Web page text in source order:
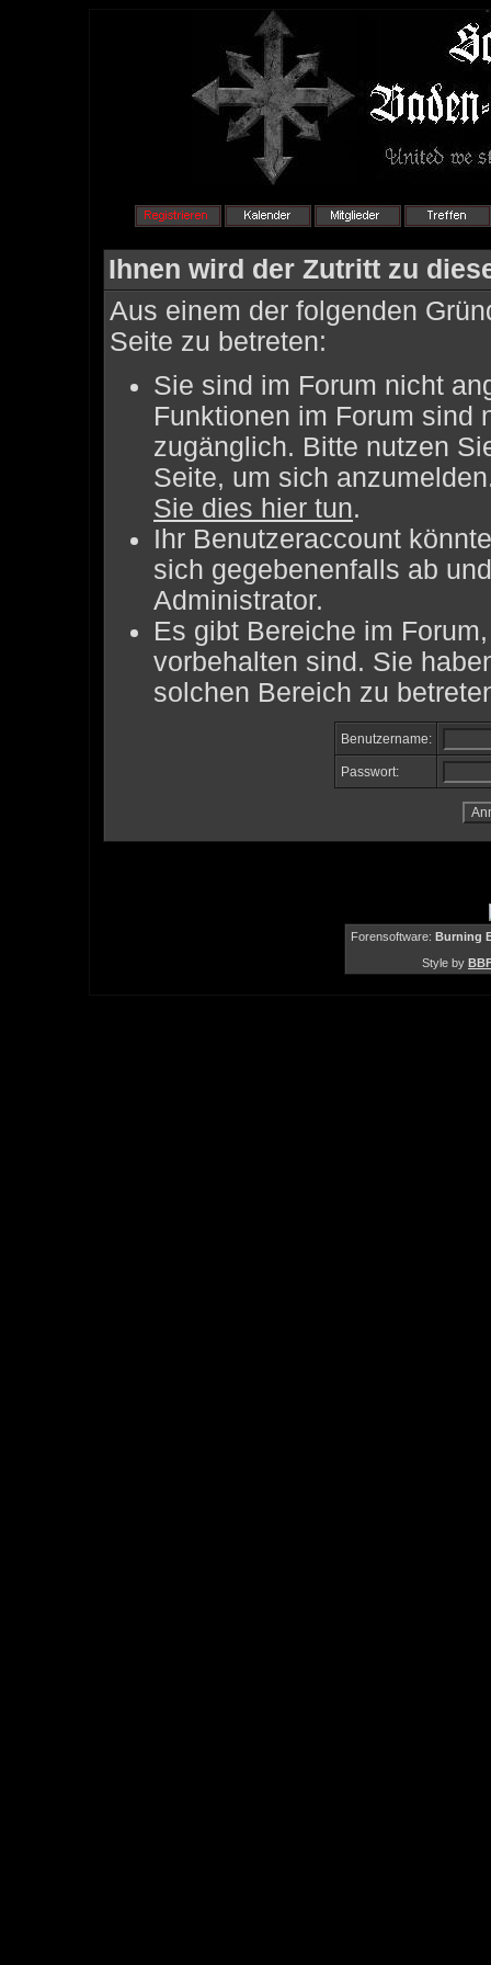
Ihnen wird der Zutritt zu
Aus einem der folgenden
Seite zu betreten:
Sie sind im Forum nicht
Funktionen im Forum sind
zugänglich. Bitte nutzen
Seite, um sich
Sie dies hier tun.
Ihr Benutzeraccount
sich gegebenenfalls ab
Administrator.
Es gibt Bereiche im
vorbehalten sind. Sie
solchen Bereich zu
Benutzername:
Passwort:
Forensoftware: Burning
Style by